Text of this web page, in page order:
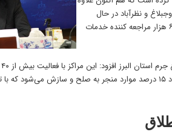
و نظرآباد در حال
فعالیت است و سالانه به حدود ۶ هزار مراجعه کننده خدمات
مشاوره برگزار می‌کنند و در حدود ۱۵ درصد موارد منجر به صلح و